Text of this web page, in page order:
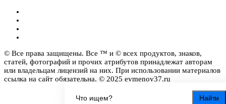
Найти
© Все права защищены. Все ™ и © всех продуктов, знаков,
статей, фотографий и прочих атрибутов принадлежат авторам
или владельцам лицензий на них. При использовании материалов
ссылка на сайт обязательна. © 2025 evmenov37.ru